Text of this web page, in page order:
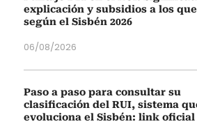
explicación y subsidios a los
según el Sisbén 2026
06/08/2026
Paso a paso para consultar su
clasificación del RUI, sistema
evoluciona el Sisbén: link oficial